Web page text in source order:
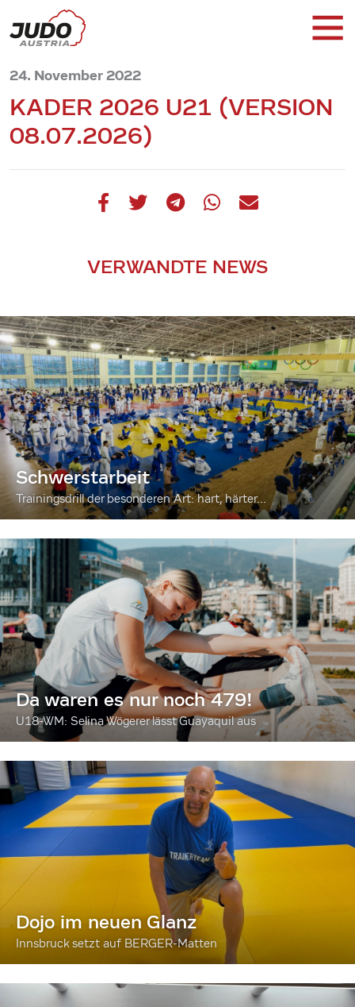
24. November 2022
KADER 2026 U21 (VERSION
08.07.2026)
VERWANDTE NEWS
Schwerstarbeit
Trainingsdrill der besonderen Art: hart, härter...
Da waren es nur noch 479!
U18-WM: Selina Wögerer lässt Guayaquil aus
Dojo im neuen Glanz
Innsbruck setzt auf BERGER-Matten